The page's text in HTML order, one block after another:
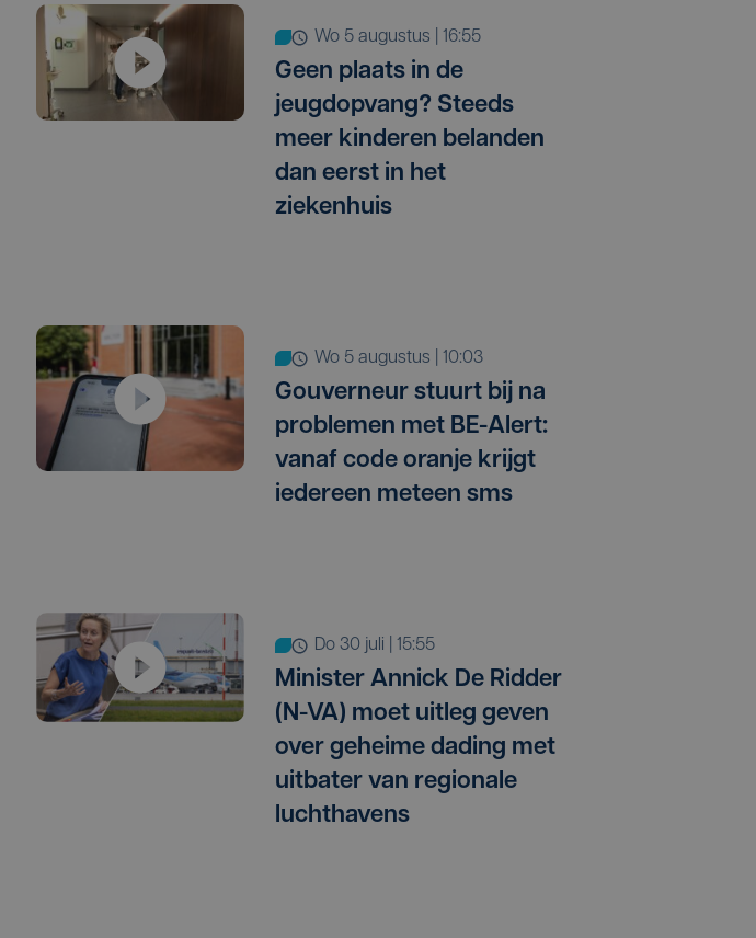
wo 5 augustus | 16:55
Geen plaats in de
jeugdopvang? Steeds
meer kinderen belanden
dan eerst in het
ziekenhuis
wo 5 augustus | 10:03
Gouverneur stuurt bij na
problemen met BE-Alert:
vanaf code oranje krijgt
iedereen meteen sms
do 30 juli | 15:55
Minister Annick De Ridder
(N-VA) moet uitleg geven
over geheime dading met
uitbater van regionale
luchthavens